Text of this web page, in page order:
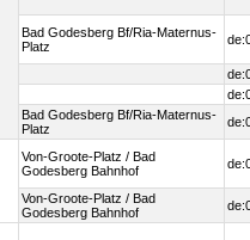
Bad Godesberg Bf/Ria-Maternus-
Platz
Bad Godesberg Bf/Ria-Maternus-
Platz
Von-Groote-Platz / Bad
Godesberg Bahnhof
Von-Groote-Platz / Bad
Godesberg Bahnhof